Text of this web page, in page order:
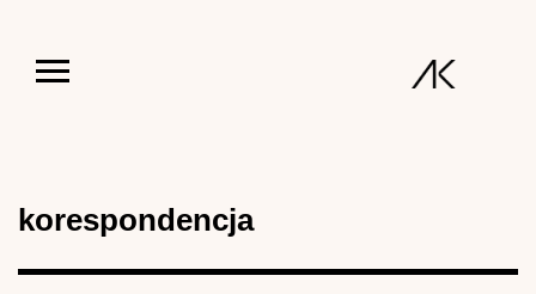
korespondencja